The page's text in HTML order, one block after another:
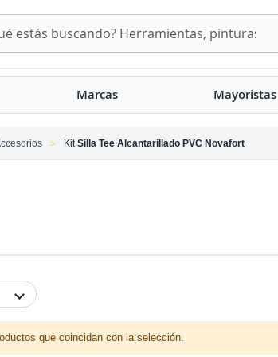
Marcas Mayoristas
Kit Silla Tee Alcantarillado PVC Novafort
que coincidan con la selección.